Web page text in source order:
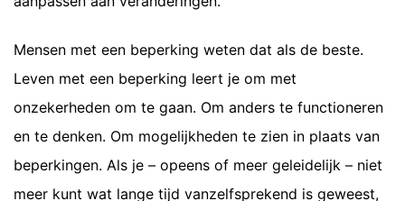
Mensen met een beperking weten dat als de beste.
Leven met een beperking leert je om met
onzekerheden om te gaan. Om anders te functioneren
en te denken. Om mogelijkheden te zien in plaats van
beperkingen. Als je – opeens of meer geleidelijk – niet
meer kunt wat lange tijd vanzelfsprekend is geweest,